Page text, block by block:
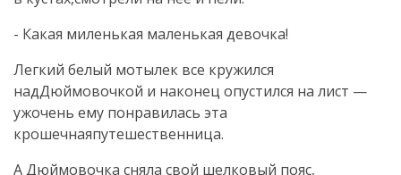
- Какая миленькая маленькая девочка!
Легкий белый мотылек все кружился
надДюймовочкой и наконец опустился на лист —
ужочень ему понравилась эта
крошечнаяпутешественница.
А Дюймовочка сняла свой шелковый пояс,